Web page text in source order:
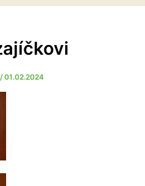
/01.02.2024